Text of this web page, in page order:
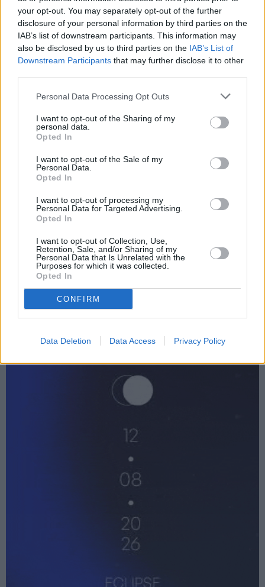
your opt-out. You may separately opt-out of the further
disclosure of your personal information by third parties on the
IAB’s list of downstream participants. This information may
also be disclosed by us to third parties on the IAB’s List of
Downstream Participants that may further disclose it to other
Personal Data Processing Opt Outs
I want to opt-out of the Sharing of my
personal data.
Opted In
I want to opt-out of the Sale of my
Personal Data.
Opted In
I want to opt-out of processing my
Personal Data for Targeted Advertising.
Opted In
I want to opt-out of Collection, Use,
Retention, Sale, and/or Sharing of my
Personal Data that Is Unrelated with the
Purposes for which it was collected.
Opted In
CONFIRM
Data Deletion Data Access Privacy Policy